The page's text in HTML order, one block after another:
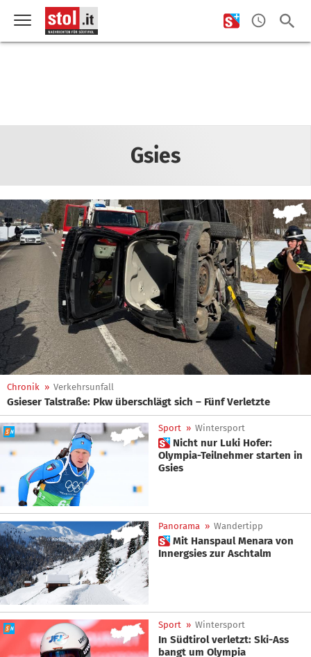
Gsies
Chronik » Verkehrsunfall
Gsieser Talstraße: Pkw überschlägt sich – Fünf Verletzte
Sport » Wintersport
 Nicht nur Luki Hofer:
Olympia-Teilnehmer starten in
Gsies
Panorama » Wandertipp
 Mit Hanspaul Menara von
Innergsies zur Aschtalm
Sport » Wintersport
In Südtirol verletzt: Ski-Ass
bangt um Olympia